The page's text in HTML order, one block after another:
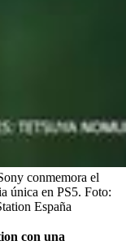
conmemora el
única en PS5. Foto:
España
con una